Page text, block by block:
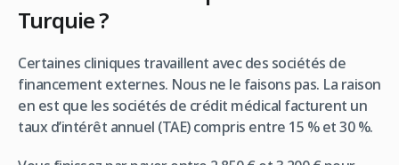
Turquie ?
Certaines cliniques travaillent avec des sociétés de
financement externes. Nous ne le faisons pas. La raison
en est que les sociétés de crédit médical facturent un
taux d’intérêt annuel (TAE) compris entre 15 % et 30 %.